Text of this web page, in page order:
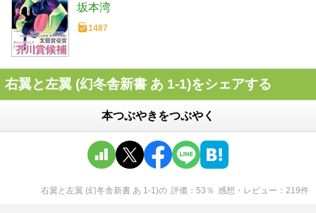
坂本湾
1487
右翼と左翼 (幻冬舎新書 あ 1-1)をシェアする
本つぶやきをつぶやく
右翼と左翼 (幻冬舎新書 あ 1-1)の 評価 53 ％ 感想・レビュー 219件